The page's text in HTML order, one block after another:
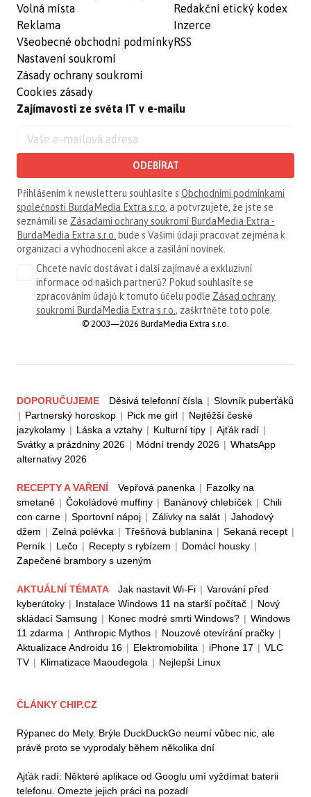
Volná místa
Reklama
Všeobecné obchodní podmínky
Nastavení soukromí
Zásady ochrany soukromí
Cookies zásady
Redakční etický kodex
Inzerce
RSS
Zajímavosti ze světa IT v e-mailu
ODEBÍRAT
Přihlášením k newsletteru souhlasíte s Obchodními podmínkami
společnosti BurdaMedia Extra s.r.o. a potvrzujete, že jste se
seznámili se Zásadami ochrany soukromí BurdaMedia Extra -
BurdaMedia Extra s.r.o. bude s Vašimi údaji pracovat zejména k
organizaci a vyhodnocení akce a zasílání novinek.
Chcete navíc dostávat i další zajímavé a exkluzivní
informace od našich partnerů? Pokud souhlasíte se
zpracováním údajů k tomuto účelu podle Zásad ochrany
soukromí BurdaMedia Extra s.r.o. , zaškrtněte toto pole.
© 2003—2026 BurdaMedia Extra s.r.o.
DOPORUČUJEME Děsivá telefonní čísla | Slovník puberťáků
| Partnerský horoskop | Pick me girl | Nejtěžší české
jazykolamy | Láska a vztahy | Kulturní tipy | Ajťák radí |
Svátky a prázdniny 2026 | Módní trendy 2026 | WhatsApp
alternativy 2026
RECEPTY A VAŘENÍ Vepřová panenka | Fazolky na
smetaně | Čokoládové muffiny | Banánový chlebíček | Chili
con carne | Sportovní nápoj | Zálivky na salát | Jahodový
džem | Zelná polévka | Třešňová bublanina | Sekaná recept |
Perník | Lečo | Recepty s rybízem | Domácí housky |
Zapečené brambory s uzeným
AKTUÁLNÍ TÉMATA Jak nastavit Wi-Fi | Varování před
kyberútoky | Instalace Windows 11 na starší počítač | Nový
skládací Samsung | Konec modré smrti Windows? | Windows
11 zdarma | Anthropic Mythos | Nouzové otevírání pračky |
Aktualizace Androidu 16 | Elektromobilita | iPhone 17 | VLC
TV | Klimatizace Maoudegola | Nejlepší Linux
ČLÁNKY CHIP.CZ
Rýpanec do Mety. Brýle DuckDuckGo neumí vůbec nic, ale
právě proto se vyprodaly během několika dní
Ajťák radí: Některé aplikace od Googlu umí vyždímat baterii
telefonu. Omezte jejich práci na pozadí